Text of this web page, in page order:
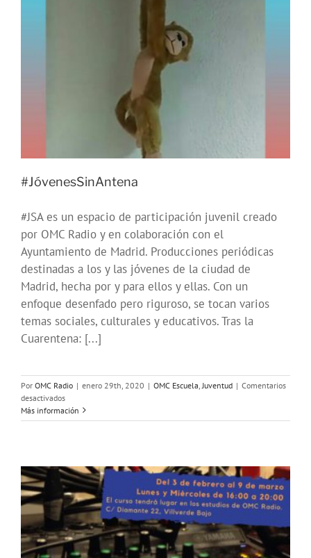
#JóvenesSinAntena
#JSA es un espacio de participación juvenil creado
por OMC Radio y en colaboración con el
Ayuntamiento de Madrid. Producciones periódicas
destinadas a los y las jóvenes de la ciudad de
Madrid, hecha por y para ellos y ellas. Con un
enfoque desenfado pero riguroso, se tocan varios
temas sociales, culturales y educativos. Tras la
Cuarentena: [...]
Por OMC Radio | enero 29th, 2020 | OMC Escuela Juventud | Comentarios
desactivadosen
#JóvenesSinAntena
Más información